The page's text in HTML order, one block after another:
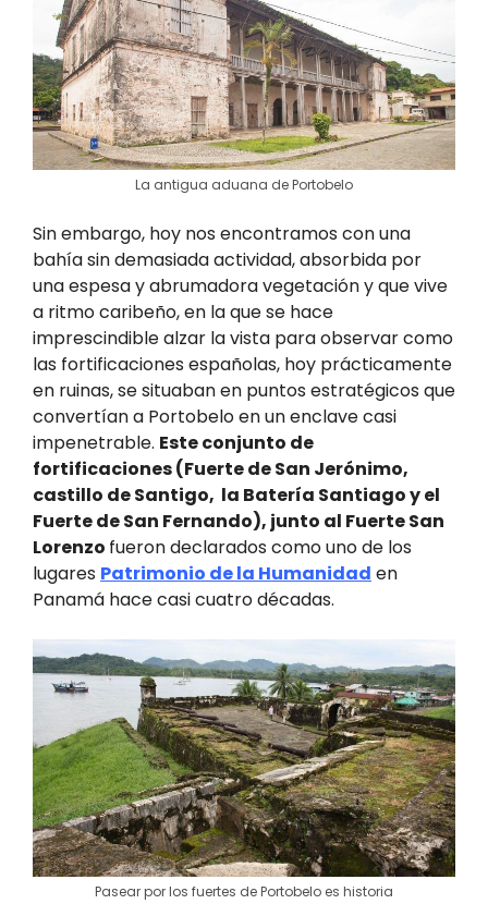
La antigua aduana de Portobelo
Sin embargo, hoy nos encontramos con una
bahía sin demasiada actividad, absorbida por
una espesa y abrumadora vegetación y que vive
a ritmo caribeño, en la que se hace
imprescindible alzar la vista para observar como
las fortificaciones españolas, hoy prácticamente
en ruinas, se situaban en puntos estratégicos que
convertían a Portobelo en un enclave casi
impenetrable. Este conjunto de
fortificaciones (Fuerte de San Jerónimo,
castillo de Santigo, la Batería Santiago y el
Fuerte de San Fernando), junto al Fuerte San
Lorenzo fueron declarados como uno de los
lugares Patrimonio de la Humanidad en
Panamá hace casi cuatro décadas.
Pasear por los fuertes de Portobelo es historia